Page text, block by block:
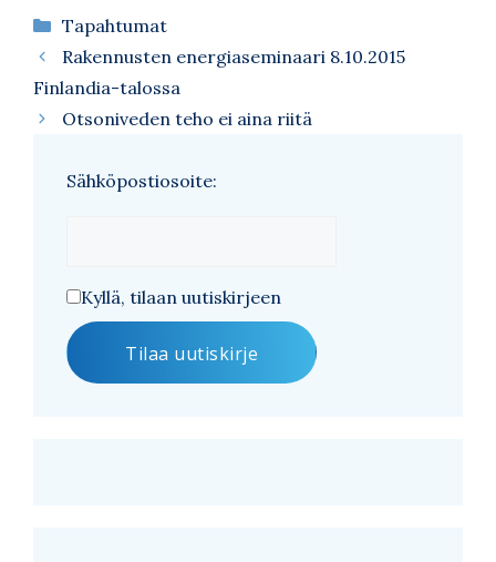
Kategoriat
Tapahtumat
Rakennusten energiaseminaari 8.10.2015
Finlandia-talossa
Otsoniveden teho ei aina riitä
Sähköpostiosoite:
Kyllä, tilaan uutiskirjeen